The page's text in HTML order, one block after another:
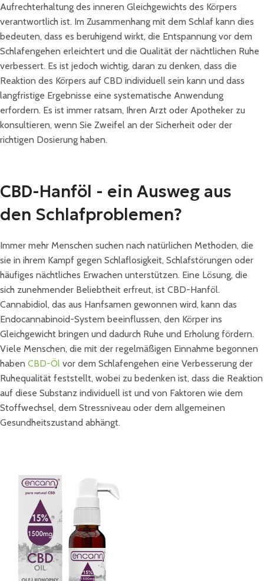
Aufrechterhaltung des inneren Gleichgewichts des Körpers
verantwortlich ist. Im Zusammenhang mit dem Schlaf kann dies
bedeuten, dass es beruhigend wirkt, die Entspannung vor dem
Schlafengehen erleichtert und die Qualität der nächtlichen Ruhe
verbessert. Es ist jedoch wichtig, daran zu denken, dass die
Reaktion des Körpers auf CBD individuell sein kann und dass
langfristige Ergebnisse eine systematische Anwendung
erfordern. Es ist immer ratsam, Ihren Arzt oder Apotheker zu
konsultieren, wenn Sie Zweifel an der Sicherheit oder der
richtigen Dosierung haben.
CBD-Hanföl - ein Ausweg aus
den Schlafproblemen?
Immer mehr Menschen suchen nach natürlichen Methoden, die
sie in ihrem Kampf gegen Schlaflosigkeit, Schlafstörungen oder
häufiges nächtliches Erwachen unterstützen. Eine Lösung, die
sich zunehmender Beliebtheit erfreut, ist CBD-Hanföl.
Cannabidiol, das aus Hanfsamen gewonnen wird, kann das
Endocannabinoid-System beeinflussen, den Körper ins
Gleichgewicht bringen und dadurch Ruhe und Erholung fördern.
Viele Menschen, die mit der regelmäßigen Einnahme begonnen
haben CBD-Öl vor dem Schlafengehen eine Verbesserung der
Ruhequalität feststellt, wobei zu bedenken ist, dass die Reaktion
auf diese Substanz individuell ist und von Faktoren wie dem
Stoffwechsel, dem Stressniveau oder dem allgemeinen
Gesundheitszustand abhängt.